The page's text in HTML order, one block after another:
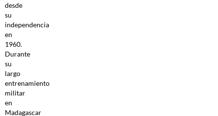
desde
su
independencia
en
1960.
Durante
su
largo
entrenamiento
militar
en
Madagascar